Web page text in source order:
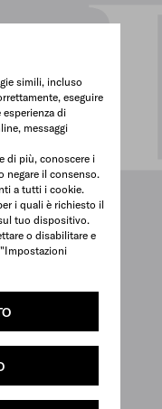
simili, incluso
eseguire
di
messaggi
di più, conoscere i
negare il consenso.
a tutti i cookie.
i quali è richiesto il
tuo dispositivo.
o disabilitare e